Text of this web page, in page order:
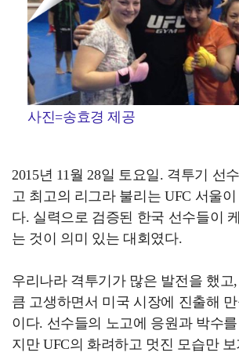
사진=송효경 제공
2015년 11월 28일 토요일. 격투기 선
고 최고의 리그라 불리는 UFC 서울
다. 실력으로 검증된 한국 선수들이
는 것이 의미 있는 대회였다.
우리나라 격투기가 많은 발전을 했고
큼 고생하면서 미국 시장에 진출해
이다. 선수들의 노고에 응원과 박수
지만 UFC의 화려하고 멋진 모습만